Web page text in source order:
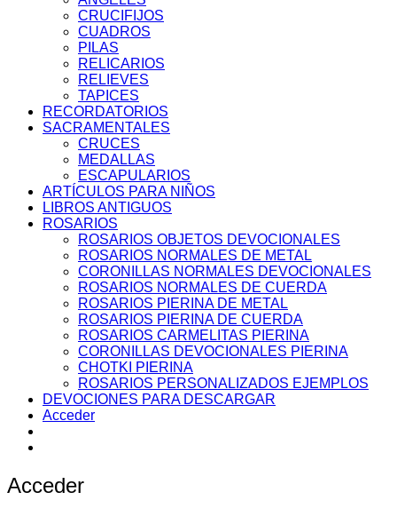
CRUCIFIJOS
CUADROS
PILAS
RELICARIOS
RELIEVES
TAPICES
RECORDATORIOS
SACRAMENTALES
CRUCES
MEDALLAS
ESCAPULARIOS
ARTÍCULOS PARA NIÑOS
LIBROS ANTIGUOS
ROSARIOS
ROSARIOS OBJETOS DEVOCIONALES
ROSARIOS NORMALES DE METAL
CORONILLAS NORMALES DEVOCIONALES
ROSARIOS NORMALES DE CUERDA
ROSARIOS PIERINA DE METAL
ROSARIOS PIERINA DE CUERDA
ROSARIOS CARMELITAS PIERINA
CORONILLAS DEVOCIONALES PIERINA
CHOTKI PIERINA
ROSARIOS PERSONALIZADOS EJEMPLOS
DEVOCIONES PARA DESCARGAR
Acceder
Acceder